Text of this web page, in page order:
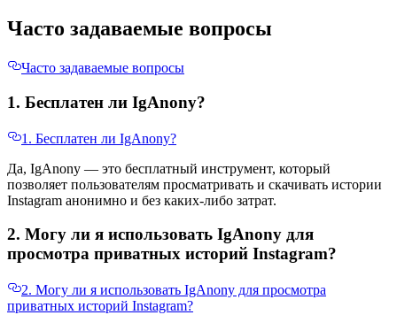
Часто задаваемые вопросы
Часто задаваемые вопросы
1. Бесплатен ли IgAnony?
1. Бесплатен ли IgAnony?
Да, IgAnony — это бесплатный инструмент, который
позволяет пользователям просматривать и скачивать истории
Instagram анонимно и без каких-либо затрат.
2. Могу ли я использовать IgAnony для
просмотра приватных историй Instagram?
2. Могу ли я использовать IgAnony для просмотра
приватных историй Instagram?